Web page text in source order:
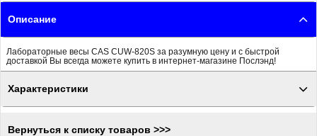
Описание
Лабораторные весы CAS CUW-820S за разумную цену и с быстрой
доставкой Вы всегда можете купить в интернет-магазине Послэнд!
Характеристики
Вернуться к списку товаров >>>